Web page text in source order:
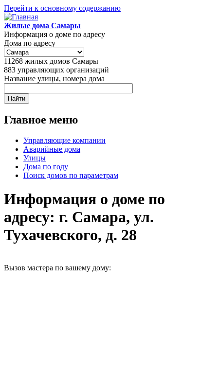
Перейти к основному содержанию
Жилые дома Самары
Информация о доме по адресу
Дома по адресу
11268 жилых домов Самары
883 управляющих организаций
Название улицы, номера дома
Главное меню
Управляющие компании
Аварийные дома
Улицы
Дома по году
Поиск домов по параметрам
Информация о доме по
адресу: г. Самара, ул.
Тухачевского, д. 28
Вызов мастера по вашему дому: